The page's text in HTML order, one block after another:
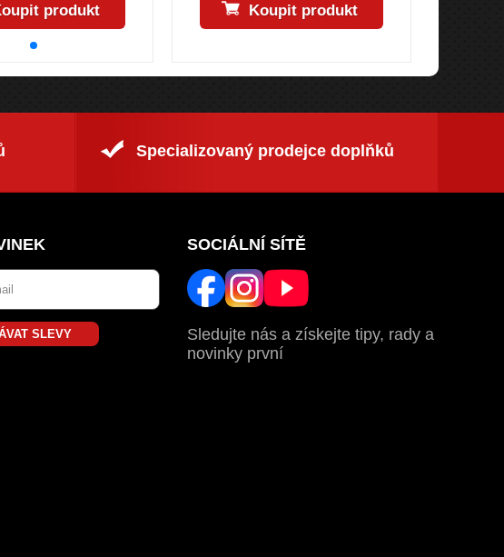
produkt Koupit produkt
Specializovaný prodejce doplňků
SLEVY
SOCIÁLNÍ SÍTĚ
Sledujte nás a získejte tipy, rady a
novinky první